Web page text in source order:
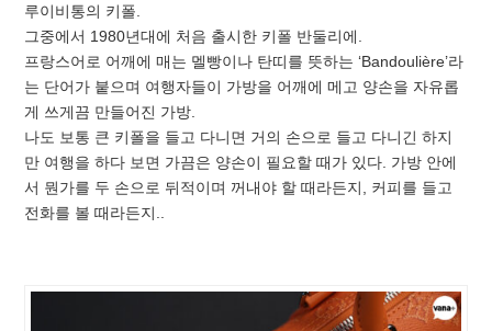
루이비통의 키폴.
그중에서 1980년대에 처음 출시한 키폴 반둘리에.
프랑스어로 어깨에 매는 멜빵이나 탄띠를 뜻하는 ‘Bandoulière’라
는 단어가 붙으며 여행자들이 가방을 어깨에 메고 양손을 자유롭
게 쓰게끔 만들어진 가방.
나도 보통 큰 키폴을 들고 다니면 거의 손으로 들고 다니긴 하지
만 여행을 하다 보면 가끔은 양손이 필요할 때가 있다. 가방 안에
서 뭔가를 두 손으로 뒤적이며 꺼내야 할 때라든지, 커피를 들고
전화를 볼 때라든지..